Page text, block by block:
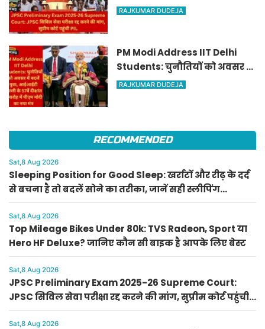
सिविल सेवा परीक्षा रद्द करने की
RAJKUMAR DUDEJA
PM Modi Address IIT Delhi
Students: चुनौतियों को अवसर में
बदलें युवा, आईआईटी दिल्ली के
RAJKUMAR DUDEJA
RECOMMENDED
Sat,8 Aug 2026
Sleeping Position for Good Sleep: खर्राटों और रीढ़ के दर्द
से बचना है तो बदलें सोने का तरीका, जानें सही स्लीपिंग
पोजीशन
Sat,8 Aug 2026
Top Mileage Bikes Under 80k: TVS Radeon, Sport या
Hero HF Deluxe? जानिए कौन सी बाइक है आपके लिए बेस्ट
Sat,8 Aug 2026
JPSC Preliminary Exam 2025-26 Supreme Court:
JPSC सिविल सेवा परीक्षा रद्द करने की मांग, सुप्रीम कोर्ट पहुंची
PIL
Sat,8 Aug 2026